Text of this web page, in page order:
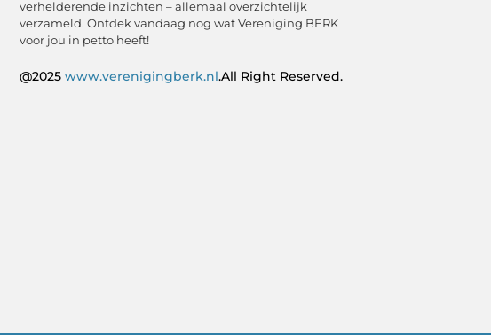
verhelderende inzichten – allemaal overzichtelijk
verzameld. Ontdek vandaag nog wat Vereniging BERK
voor jou in petto heeft!
@2025 www.verenigingberk.nl.All Right Reserved.